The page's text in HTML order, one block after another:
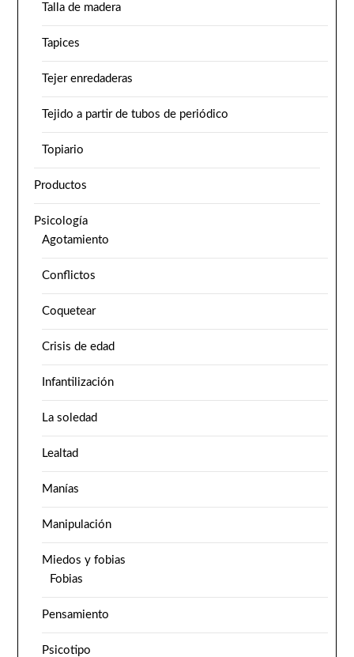
Talla de madera
Tapices
Tejer enredaderas
Tejido a partir de tubos de periódico
Topiario
Productos
Psicología
Agotamiento
Conflictos
Coquetear
Crisis de edad
Infantilización
La soledad
Lealtad
Manías
Manipulación
Miedos y fobias
Fobias
Pensamiento
Psicotipo